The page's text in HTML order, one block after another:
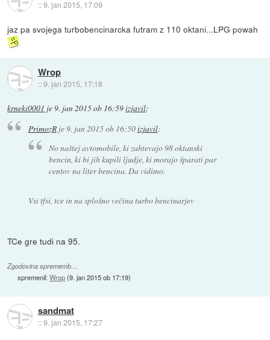
::9. jan 2015, 17:09
jaz pa svojega turbobencinarcka futram z 110 oktani...LPG powah
Wrop
::9. jan 2015, 17:18
krneki0001 je9. jan 2015 ob 16:59izjavil:
PrimozRje 9. jan 2015 ob 16:50izjavil:
No naštej avtomobile, ki zahtevajo 98 oktanski
bencin, ki bi jih kupili ljudje, ki morajo šparati par
centov na liter bencina. Da vidimo.
Vsi tfsi, tce in na splošno večina turbo bencinarjev
TCe gre tudi na 95.
Zgodovina sprememb…
spremenil:Wrop(9. jan 2015 ob 17:19)
sandmat
::9. jan 2015, 17:27